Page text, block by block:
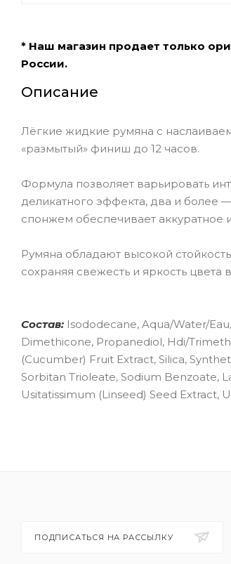
* Наш магазин продает только
России.
Описание
Лёгкие жидкие румяна с
«размытый» финиш до 12 часов.
Формула позволяет варьировать
деликатного эффекта, два и более
спонжем обеспечивает аккуратное
Румяна обладают высокой
сохраняя свежесть и яркость цвета
Состав: Isododecane, Aqua/Water/
Dimethicone, Propanediol, Hdi/
(Cucumber) Fruit Extract, Silica,
Sorbitan Trioleate, Sodium Benzoate,
Usitatissimum (Linseed) Seed Extract,
ПОДПИСАТЬСЯ НА РАССЫЛКУ